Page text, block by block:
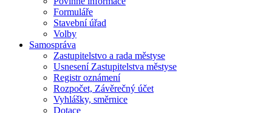
Formuláře
Stavební úřad
Volby
Samospráva
Zastupitelstvo a rada městyse
Usnesení Zastupitelstva městyse
Registr oznámení
Rozpočet, Závěrečný účet
Vyhlášky, směrnice
Dotace